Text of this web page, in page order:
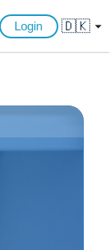
Login 🇩🇰 arrow_drop_down